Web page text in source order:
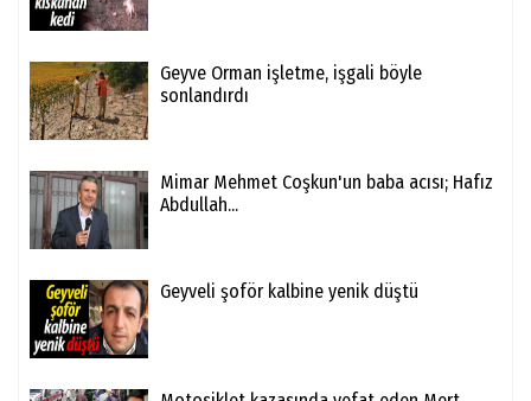
Geyve Orman işletme, işgali böyle
sonlandırdı
Mimar Mehmet Coşkun'un baba acısı; Hafız
Abdullah...
Geyveli şoför kalbine yenik düştü